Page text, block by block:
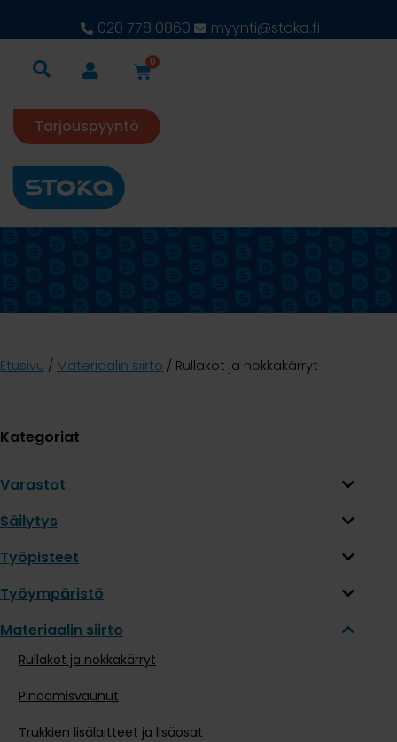
020 778 0860 myynti@stoka.fi
0
Tarjouspyyntö
Etusivu / Materiaalin siirto / Rullakot ja nokkakärryt
Kategoriat
Varastot
Säilytys
Työpisteet
Työympäristö
Materiaalin siirto
Rullakot ja nokkakärryt
Pinoamisvaunut
Trukkien lisälaitteet ja lisäosat